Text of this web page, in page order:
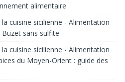
alimentaire
cuisine sicilienne - Alimentation
Buzet sans sulfite
cuisine sicilienne - Alimentation
du Moyen-Orient : guide des